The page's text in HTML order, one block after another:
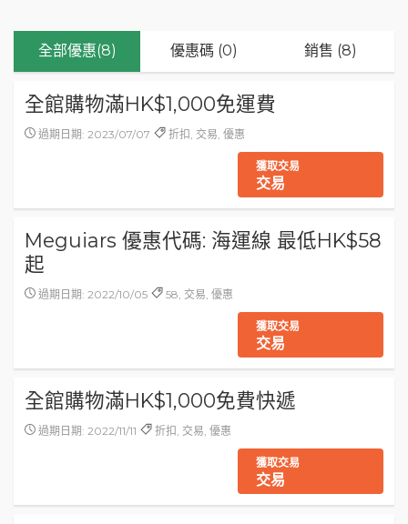
全部優惠(8) 優惠碼 (0) 銷售 (8)
全館購物滿HK$1,000免運費
過期日期: 2023/07/07 折扣, 交易, 優惠
獲取交易
交易
Meguiars 優惠代碼: 海運線 最低HK$58
起
過期日期: 2022/10/05 58, 交易, 優惠
獲取交易
交易
全館購物滿HK$1,000免費快遞
過期日期: 2022/11/11 折扣, 交易, 優惠
獲取交易
交易